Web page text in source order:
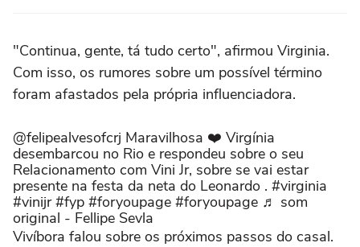
"Continua, gente, tá tudo certo", afirmou Virginia.
Com isso, os rumores sobre um possível término
foram afastados pela própria influenciadora.
@felipealvesofcrj Maravilhosa ❤️ Virgínia
desembarcou no Rio e respondeu sobre o seu
Relacionamento com Vini Jr, sobre se vai estar
presente na festa da neta do Leonardo . #virginia
#vinijr #fyp #foryoupage #foryoupage ♬ som
original - Fellipe Sevla
Vivíbora falou sobre os próximos passos do casal.